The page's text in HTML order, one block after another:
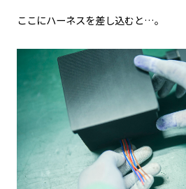
ここにハーネスを差し込むと…。